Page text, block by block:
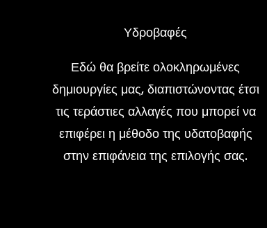
Υδροβαφές
Εδώ θα βρείτε ολοκληρωμένες
δημιουργίες μας, διαπιστώνοντας έτσι
τις τεράστιες αλλαγές που μπορεί να
επιφέρει η μέθοδο της υδατοβαφής
στην επιφάνεια της επιλογής σας.